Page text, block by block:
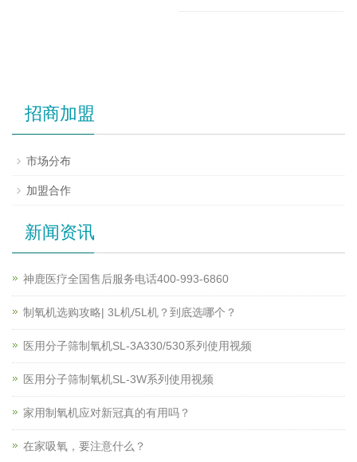
招商加盟
市场分布
加盟合作
新闻资讯
神鹿医疗全国售后服务电话400-993-6860
制氧机选购攻略| 3L机/5L机？到底选哪个？
医用分子筛制氧机SL-3A330/530系列使用视频
医用分子筛制氧机SL-3W系列使用视频
家用制氧机应对新冠真的有用吗？
在家吸氧，要注意什么？